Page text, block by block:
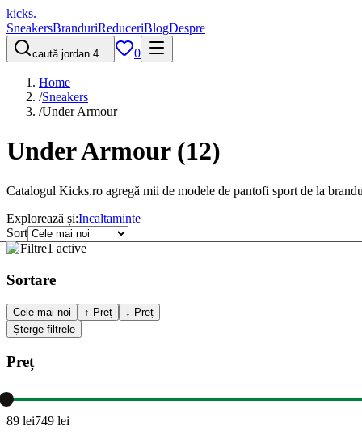
kicks.
SneakersBranduriReduceriBlogDespre
caută jordan 4... 0
Home
/Sneakers
/Under Armour
Under Armour(12)
Catalogul Kicks.ro agregă mii de modele de pantofi sport de la
Explorează și:Incaltaminte
Sort
Filtre1 active
Sortare
Cele mai noi ↑ Preț
↓ Preț
Șterge filtrele
Preț
89 lei749 lei